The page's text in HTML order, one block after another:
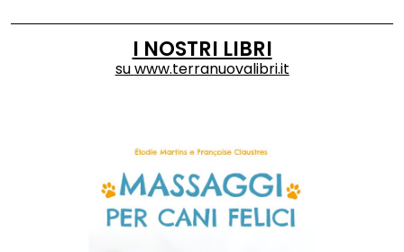
I NOSTRI LIBRI
suwww.terranuovalibri.it